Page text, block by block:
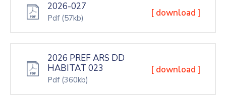
2026-027
Pdf (57kb) [ download ]
2026 PREF ARS DD
HABITAT 023
Pdf (360kb)
[ download ]